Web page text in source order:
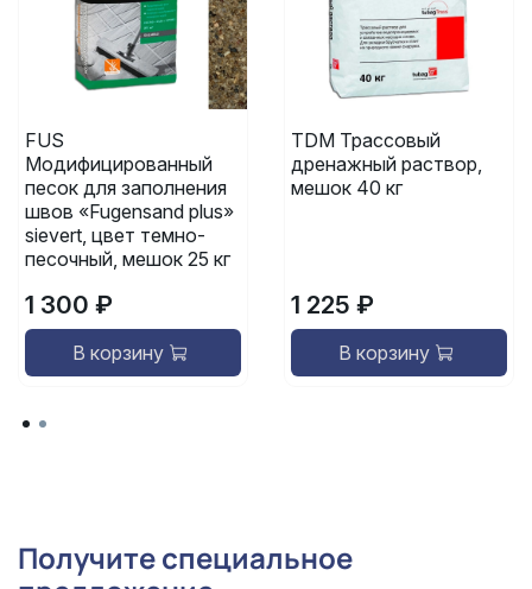
FUS
Модифицированный
песок для заполнения
швов «Fugensand plus»
sievert, цвет темно-
песочный, мешок 25 кг
1 300 ₽
В корзину
TDM Трассовый
дренажный раствор,
мешок 40 кг
1 225 ₽
В корзину
Получите специальное